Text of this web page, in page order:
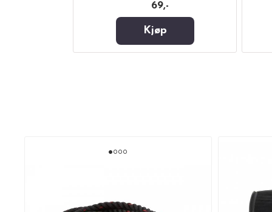
69,-
Kjøp